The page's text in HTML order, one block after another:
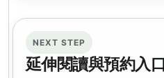
NEXT STEP
延伸閱讀與預約入口